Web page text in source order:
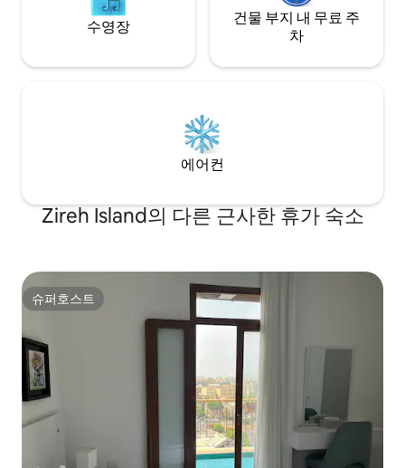
수영장
건물 부지 내 무료 주
차
에어컨
Zireh Island의 다른 근사한 휴가 숙소
슈퍼호스트
슈퍼호스트